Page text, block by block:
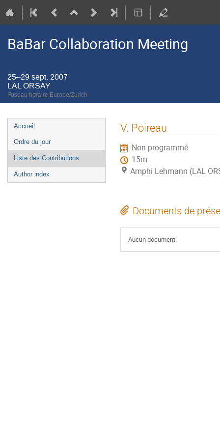
BaBar Collaboration Meeting
25–29 sept. 2007
LAL ORSAY
Fuseau horaire Europe/Zurich
Menu
de
l'événement
Accueil
Ordre du jour
Liste des Contributions
Author index
V. Poireau
Non programmé
15m
Amphi Lehmann (LAL
Documents de
Aucun document.